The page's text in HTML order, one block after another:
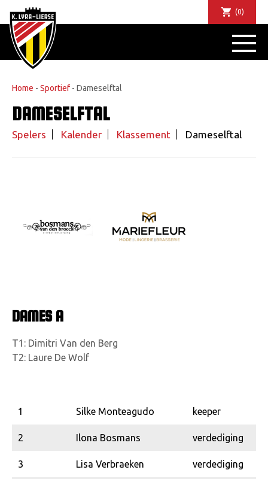
(0)
Home - Sportief - Dameselftal
DAMESELFTAL
Spelers Kalender Klassement Dameselftal
DAMES A
T1: Dimitri Van den Berg
T2: Laure De Wolf
1 Silke Monteagudo keeper
2 Ilona Bosmans verdediging
3 Lisa Verbraeken verdediging
NIEUWS
DE CLUB
ABONNEMENTEN